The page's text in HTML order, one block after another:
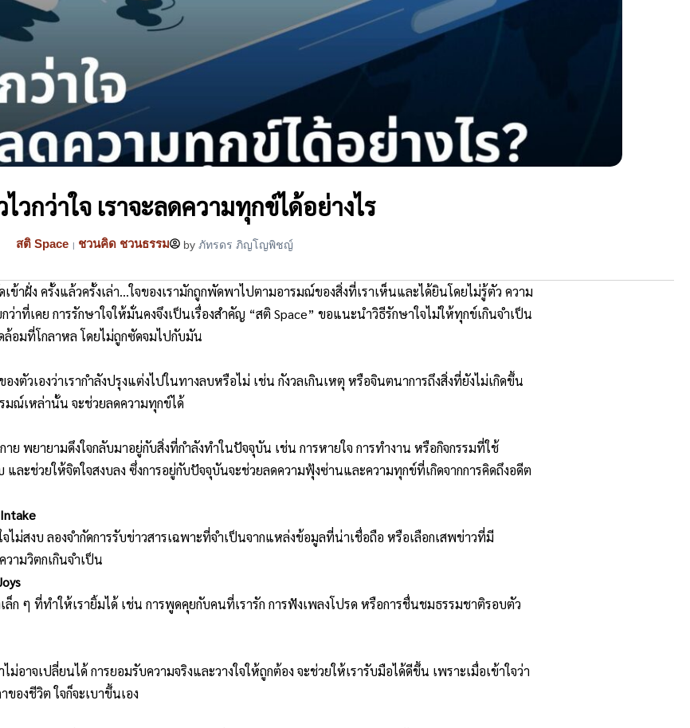
ไวกว่าใจ เราจะลดความทุกข์ได้อย่างไร
สติ Space | ชวนคิด ชวนธรรม by ภัทรดร ภิญโญพิชญ์
ข้าฝั่ง ครั้งแล้วครั้งเล่า…ใจของเรามักถูกพัดพาไปตามอารมณ์ของสิ่งที่เราเห็นและได้ยินโดยไม่รู้ตัว ความ
ว่าที่เคย การรักษาใจให้มั่นคงจึงเป็นเรื่องสำคัญ “สติ Space” ขอแนะนำวิธีรักษาใจไม่ให้ทุกข์เกินจำเป็น
อมที่โกลาหล โดยไม่ถูกซัดจมไปกับมัน
งตัวเองว่าเรากำลังปรุงแต่งไปในทางลบหรือไม่ เช่น กังวลเกินเหตุ หรือจินตนาการถึงสิ่งที่ยังไม่เกิดขึ้น
มณ์เหล่านั้น จะช่วยลดความทุกข์ได้
ย พยายามดึงใจกลับมาอยู่กับสิ่งที่กำลังทำในปัจจุบัน เช่น การหายใจ การทำงาน หรือกิจกรรมที่ใช้
และช่วยให้จิตใจสงบลง ซึ่งการอยู่กับปัจจุบันจะช่วยลดความฟุ้งซ่านและความทุกข์ที่เกิดจากการคิดถึงอดีต
ไม่สงบ ลองจำกัดการรับข่าวสารเฉพาะที่จำเป็นจากแหล่งข้อมูลที่น่าเชื่อถือ หรือเลือกเสพข่าวที่มี
ามวิตกเกินจำเป็น
ก ๆ ที่ทำให้เรายิ้มได้ เช่น การพูดคุยกับคนที่เรารัก การฟังเพลงโปรด หรือการชื่นชมธรรมชาติรอบตัว
ไม่อาจเปลี่ยนได้ การยอมรับความจริงและวางใจให้ถูกต้อง จะช่วยให้เรารับมือได้ดีขึ้น เพราะเมื่อเข้าใจว่า
ของชีวิต ใจก็จะเบาขึ้นเอง